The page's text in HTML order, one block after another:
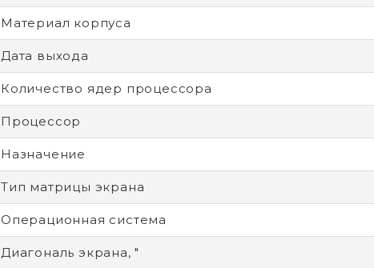
Материал корпуса
Дата выхода
Количество ядер процессора
Процессор
Назначение
Тип матрицы экрана
Операционная система
Диагональ экрана, "